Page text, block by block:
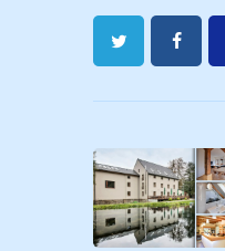
Navigace
pro
příspěvek